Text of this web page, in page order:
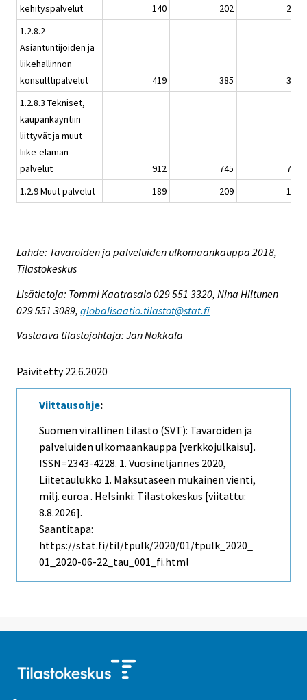
kehityspalvelut 140 202
209
1.2.8.2
Asiantuntijoiden ja
liikehallinnon
konsulttipalvelut
419 385
370
1.2.8.3 Tekniset,
kaupankäyntiin
liittyvät ja muut
liike-elämän
palvelut
912 745
739
1.2.9 Muut palvelut
189 209 177
Lähde: Tavaroiden ja palveluiden ulkomaankauppa 2018,
Tilastokeskus
Lisätietoja: Tommi Kaatrasalo 029 551 3320, Nina Hiltunen
029 551 3089, globalisaatio.tilastot@stat.fi
Vastaava tilastojohtaja: Jan Nokkala
Päivitetty 22.6.2020
Viittausohje:
Suomen virallinen tilasto (SVT): Tavaroiden ja
palveluiden ulkomaankauppa [verkkojulkaisu].
ISSN=2343-4228. 1. Vuosineljännes 2020,
Liitetaulukko 1. Maksutaseen mukainen vienti,
milj. euroa . Helsinki: Tilastokeskus [viitattu:
8.8.2026].
Saantitapa:
https://stat.fi/til/tpulk/2020/01/tpulk_2020_
01_2020-06-22_tau_001_fi.html